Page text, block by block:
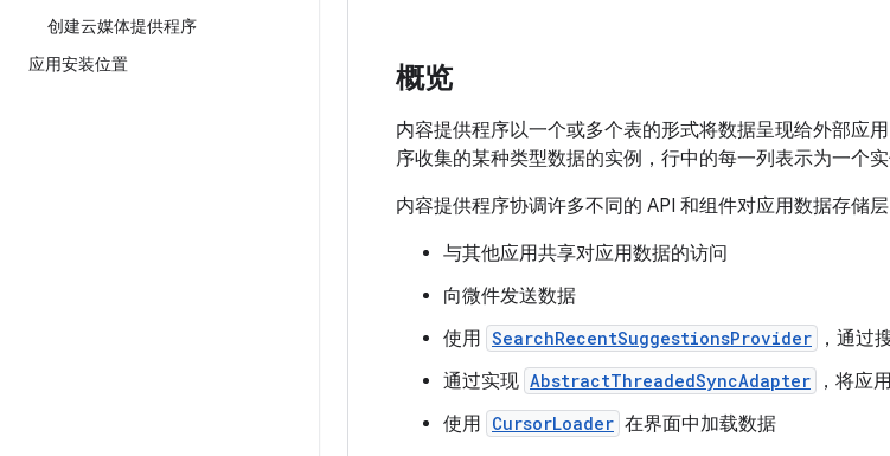
创建云媒体提供程序
应用安装位置
概览
内容提供程序以一个或多个表的形式将数据呈现给外部应
序收集的某种类型数据的实例，行中的每一列表示为一个实
内容提供程序协调许多不同的 API 和组件对应用数据存储
与其他应用共享对应用数据的访问
向微件发送数据
使用 SearchRecentSuggestionsProvider
，通过
通过实现 AbstractThreadedSyncAdapter
，将应
使用 CursorLoader 在界面中加载数据